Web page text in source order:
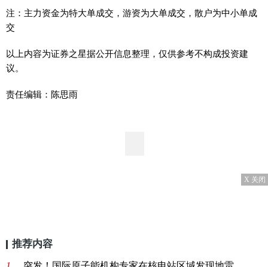
注：主力资金为特大单成交，游资为大单成交，散户为中小单成
交
以上内容为证券之星据公开信息整理，仅供参考不构成投资建
议。
责任编辑：陈思雨
X 关闭
推荐内容